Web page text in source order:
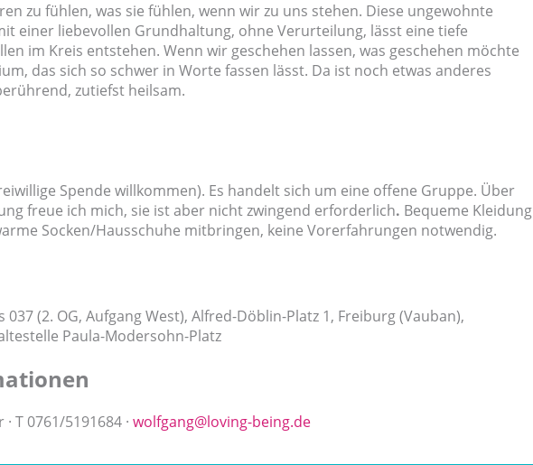
zu fühlen, was sie fühlen, wenn wir zu uns stehen. Diese ungewohnte
einer liebevollen Grundhaltung, ohne Verurteilung, lässt eine tiefe
im Kreis entstehen. Wenn wir geschehen lassen, was geschehen möchte
das sich so schwer in Worte fassen lässt. Da ist noch etwas anderes
zutiefst heilsam.
Spende willkommen). Es handelt sich um eine offene Gruppe. Über
freue ich mich, sie ist aber nicht zwingend erforderlich. Bequeme Kleidung
Socken/Hausschuhe mitbringen, keine Vorerfahrungen notwendig.
037 (2. OG, Aufgang West), Alfred-Döblin-Platz 1, Freiburg (Vauban),
Paula-Modersohn-Platz
T 0761/5191684 · wolfgang@loving-being.de